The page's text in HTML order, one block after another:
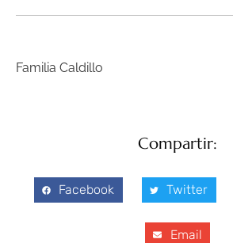
Familia Caldillo
Compartir:
Facebook Twitter
Email